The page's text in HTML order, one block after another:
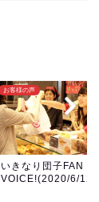
お客様の声
いきなり団子FAN
VOICE!(2020/6/12)